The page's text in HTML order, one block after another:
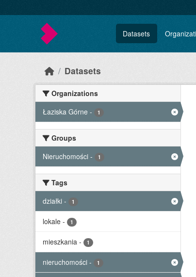
Datasets
Datasets
Organizations
Łaziska Górne - 1
Groups
Nieruchomości - 1
Tags
działki - 1
lokale - 1
mieszkania - 1
nieruchomości - 1